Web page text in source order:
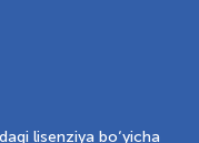
lisenziya bo‘yicha